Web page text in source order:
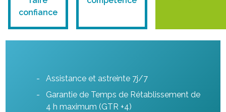
confiance
Assistance et astreinte 7j/7
Garantie de Temps de Rétablissement de
4 h maximum (GTR +4)